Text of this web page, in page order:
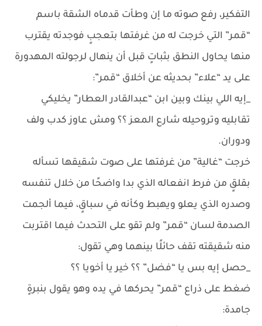
التفكير، رفع صوته ما إن وطأت قدماه الشقة باسم
“قمر” التي خرجت له من غرفتها بتعجبٍ فوجدته يقترب
منها يحاول النطق بثباتٍ قبل أن ينهال لرجولته المهدورة
على يد “علاء” بحديثه عن أخلاق “قمر”:
_إيه اللي بينك وبين ابن “عبدالقادر العطار” يخليكي
تقابليه وتروحيله شارع المعز ؟؟ ومش عاوز كدب ولف
ودوران.
خرجت “غالية” من غرفتها على صوت شقيقها تسأله
بقلقٍ من فرط انفعاله الذي بدا واضحًا من خلال تنفسه
وصدره الذي يعلو ويهبط وكأنه في سباقٍ، فيما ألجمت
الصدمة لسان “قمر” ولم تقو على التحدث فيما اقتربت
منه شقيقته تقف حائلًا بينهما وهي تقول:
_حصل إيه بس يا “فضل” ؟؟ خير يا أخويا ؟؟
ضغط على ذراع “قمر” يحركها في يده وهو يقول بنبرةٍ
جامدة: